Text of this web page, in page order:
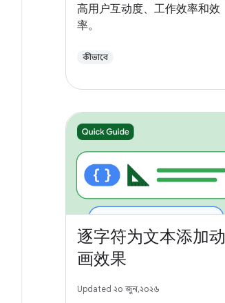
高用户互动度、工作效率和效
率。
কীভাবে
逐字符为文本添加动
画效果
Updated ২০ জুন, ২০২৬